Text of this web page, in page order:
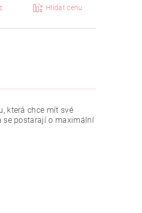
Hlídat cenu
která chce mít své
se postarají o maximální